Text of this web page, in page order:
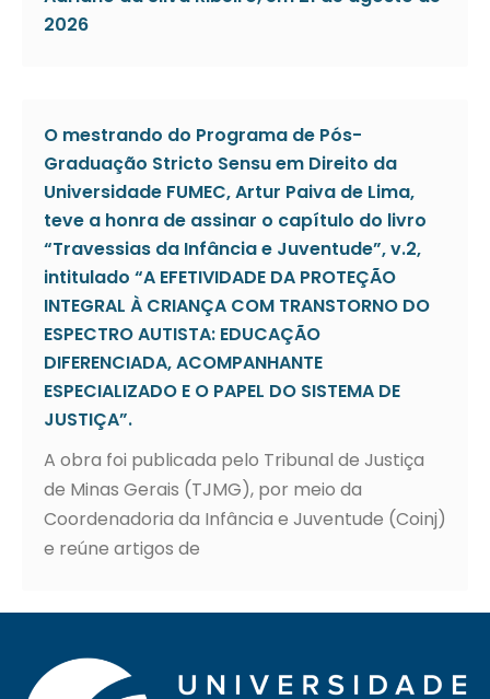
2026
O mestrando do Programa de Pós-
Graduação Stricto Sensu em Direito da
Universidade FUMEC, Artur Paiva de Lima,
teve a honra de assinar o capítulo do livro
“Travessias da Infância e Juventude”, v.2,
intitulado “A EFETIVIDADE DA PROTEÇÃO
INTEGRAL À CRIANÇA COM TRANSTORNO DO
ESPECTRO AUTISTA: EDUCAÇÃO
DIFERENCIADA, ACOMPANHANTE
ESPECIALIZADO E O PAPEL DO SISTEMA DE
JUSTIÇA”.
A obra foi publicada pelo Tribunal de Justiça
de Minas Gerais (TJMG), por meio da
Coordenadoria da Infância e Juventude (Coinj)
e reúne artigos de